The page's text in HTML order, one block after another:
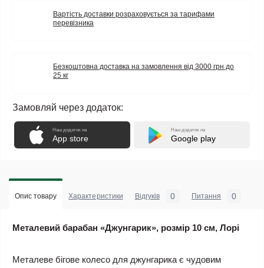
Вартість доставки розраховується за тарифами
перевізника
Безкоштовна доставка на замовлення від 3000 грн до
25 кг
Замовляй через додаток:
Наш додаток на
App store
Наш додаток на
Google play
Опис товару Характеристики Відгуків 0 Питання 0
Металевий барабан «Джунгарик», розмір 10 см, Лорі
Металеве бігове колесо для джунгарика є чудовим